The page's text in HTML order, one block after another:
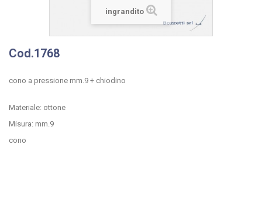
ingrandito
Cod.1768
cono a pressione mm.9 + chiodino
Materiale: ottone
Misura: mm.9
cono